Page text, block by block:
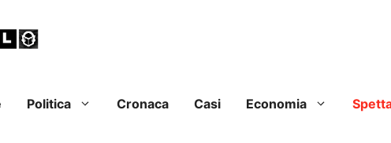
Politica Cronaca Casi Economia